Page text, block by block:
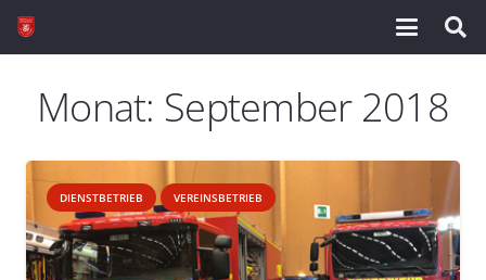
Monat: September 2018
DIENSTBETRIEB VEREINSBETRIEB